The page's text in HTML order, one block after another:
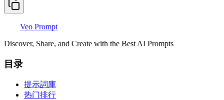
Veo Prompt
Discover, Share, and Create with the Best AI Prompts
目录
提示詞庫
热门排行